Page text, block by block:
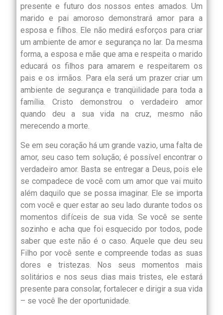
presente e futuro dos nossos entes amados. Um
marido e pai amoroso demonstrará amor para a
esposa e filhos. Ele não medirá esforços para criar
um ambiente de amor e segurança no lar. Da mesma
forma, a esposa e mãe que ama e respeita o marido
educará os filhos para amarem e respeitarem os
pais e os irmãos. Para ela será um prazer criar um
ambiente de segurança e tranqüilidade para toda a
família. Cristo demonstrou o verdadeiro amor
quando deu a sua vida na cruz, mesmo não
merecendo a morte.
Se em seu coração há um grande vazio, uma falta de
amor, seu caso tem solução; é possível encontrar o
verdadeiro amor. Basta se entregar a Deus, pois ele
se compadece de você com um amor que vai muito
além daquilo que se possa imaginar. Ele se importa
com você e quer estar ao seu lado durante todos os
momentos difíceis de sua vida. Se você se sente
sozinho e acha que foi esquecido por todos, pode
saber que este não é o caso. Aquele que deu seu
Filho por você sente e compreende todas as suas
dores e tristezas. Nos seus momentos mais
solitários e nos seus dias mais tristes, ele estará
presente para consolar, fortalecer e dirigir a sua vida
– se você lhe der oportunidade.